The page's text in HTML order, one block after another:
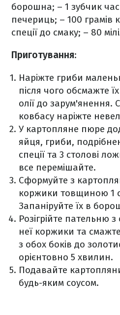
борошна; – 1 зубчик
печериць; – 100 грамів
спеції до смаку; – 80
Приготування:
Наріжте гриби
після чого обсмажте
олії до зарум'янення.
ковбасу наріжте
У картопляне пюре
яйця, гриби,
спеції та 3 столові
все перемішайте.
Сформуйте з
коржики товщиною 1
Запаніруйте їх в
Розігрійте пательню
неї коржики та
з обох боків до
орієнтовно 5 хвилин.
Подавайте
будь-яким соусом.